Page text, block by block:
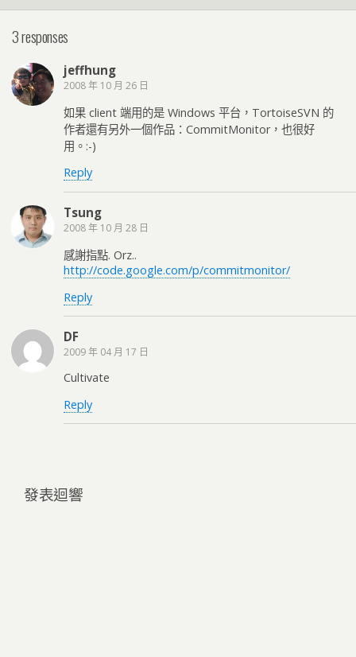
3 responses
jeffhung
2008 年 10 月 26 日
如果 client 端用的是 Windows 平台，TortoiseSVN 的
作者還有另外一個作品：CommitMonitor，也很好
用。:-)
Reply
Tsung
2008 年 10 月 28 日
感謝指點. Orz..
http://code.google.com/p/commitmonitor/
Reply
DF
2009 年 04 月 17 日
Cultivate
Reply
發表迴響